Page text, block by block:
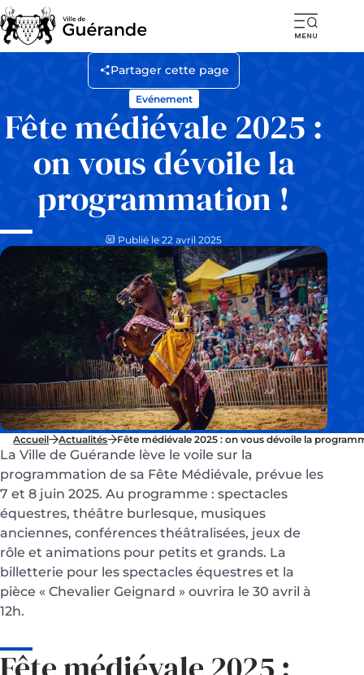
Fête médiévale 2025 :
on vous dévoile la
programmation !
Evénement
Publié le 22 avril 2025
Partager cette page
Accueil Actualités Fête médiévale 2025 : on vous dévoile la
La Ville de Guérande lève le voile sur la
programmation de sa Fête Médiévale, prévue les
7 et 8 juin 2025. Au programme : spectacles
équestres, théâtre burlesque, musiques
anciennes, conférences théâtralisées, jeux de
rôle et animations pour petits et grands. La
billetterie pour les spectacles équestres et la
pièce « Chevalier Geignard » ouvrira le 30 avril à
12h.